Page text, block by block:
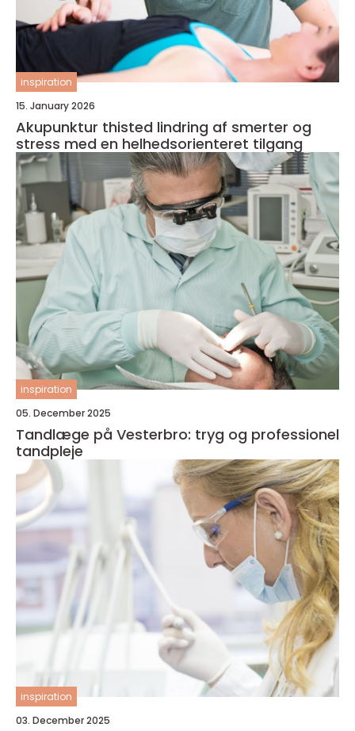
inspiration
15. January 2026
Akupunktur thisted lindring af smerter og
stress med en helhedsorienteret tilgang
inspiration
05. December 2025
Tandlæge på Vesterbro: tryg og professionel
tandpleje
inspiration
03. December 2025